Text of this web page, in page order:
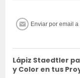
Lápiz Staedtler
y Color en tus